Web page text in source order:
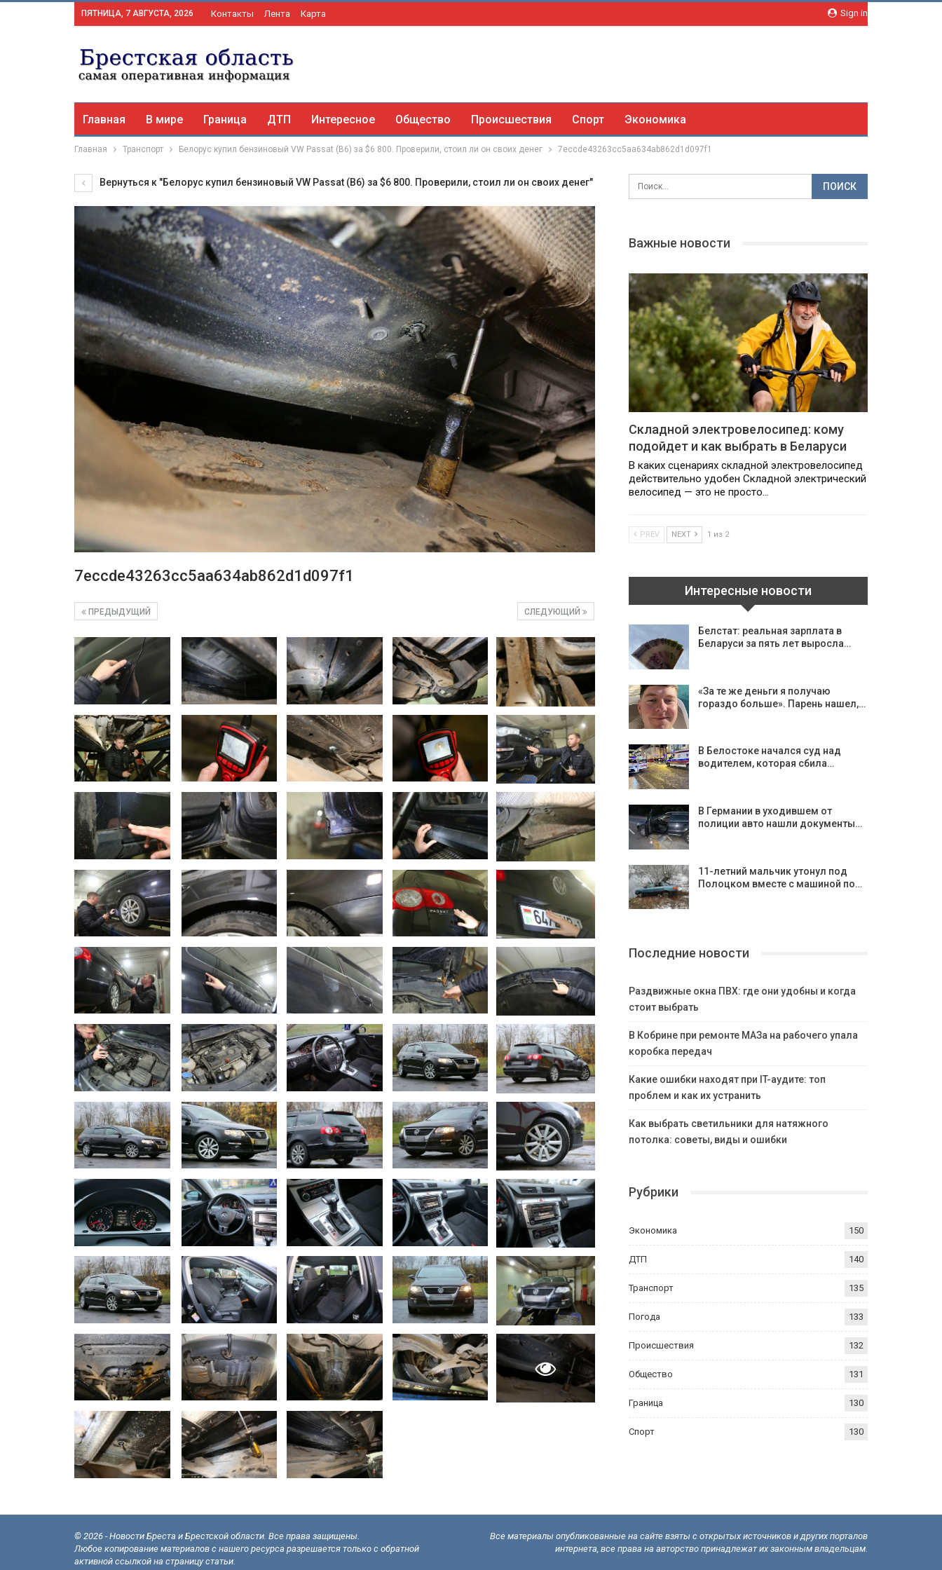
Sign in
ПЯТНИЦА, 7 АВГУСТА, 2026 Контакты Лента Карта
Главная В мире Граница ДТП Интересное Общество Происшествия Спорт Экономика
Главная Транспорт Белорус купил бензиновый VW Passat (B6) за $6 800. Проверили, стоил ли он своих денег 7eccde43263cc5aa634ab862d1d097f1
Вернуться к "Белорус купил бензиновый VW Passat (B6) за $6 800. Проверили, стоил ли он своих денег"
7eccde43263cc5aa634ab862d1d097f1
СЛЕДУЮЩИЙ
ПРЕДЫДУЩИЙ
Важные новости
Складной электровелосипед: кому
подойдет и как выбрать в Беларуси
В каких сценариях складной электровелосипед
действительно удобен Складной электрический
велосипед — это не просто…
PREV NEXT 1 из 2
Интересные новости
Белстат: реальная зарплата в
Беларуси за пять лет выросла…
«За те же деньги я получаю
гораздо больше». Парень нашел,…
В Белостоке начался суд над
водителем, которая сбила…
В Германии в уходившем от
полиции авто нашли документы…
11-летний мальчик утонул под
Полоцком вместе с машиной по…
Последние новости
Раздвижные окна ПВХ: где они удобны и когда
стоит выбрать
В Кобрине при ремонте МАЗа на рабочего упала
коробка передач
Какие ошибки находят при IT-аудите: топ
проблем и как их устранить
Как выбрать светильники для натяжного
потолка: советы, виды и ошибки
Рубрики
Экономика 150
ДТП 140
Транспорт 135
Погода 133
Происшествия 132
Общество 131
Граница 130
Спорт 130
© 2026 - Новости Бреста и Брестской области. Все права защищены.
Любое копирование материалов с нашего ресурса разрешается только с обратной
активной ссылкой на страницу статьи.
Все материалы опубликованные на сайте взяты с открытых источников и других порталов
интернета, все права на авторство принадлежат их законным владельцам.